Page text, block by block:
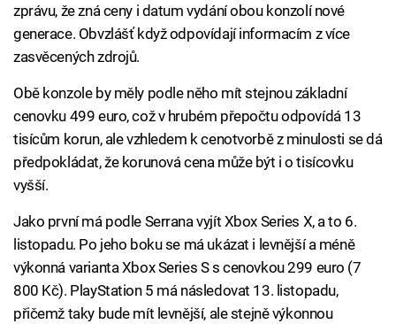
zprávu, že zná ceny i datum vydání obou konzolí nové
generace. Obvzlášť když odpovídají informacím z více
zasvěcených zdrojů.
Obě konzole by měly podle něho mít stejnou základní
cenovku 499 euro, což v hrubém přepočtu odpovídá 13
tisícům korun, ale vzhledem k cenotvorbě z minulosti se dá
předpokládat, že korunová cena může být i o tisícovku
vyšší.
Jako první má podle Serrana vyjít Xbox Series X, a to 6.
listopadu. Po jeho boku se má ukázat i levnější a méně
výkonná varianta Xbox Series S s cenovkou 299 euro (7
800 Kč). PlayStation 5 má následovat 13. listopadu,
přičemž taky bude mít levnější, ale stejně výkonnou